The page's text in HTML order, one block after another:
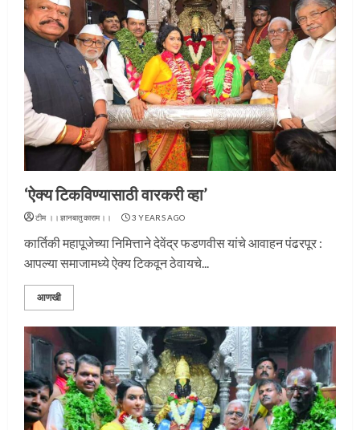
‘ऐक्य टिकविण्यासाठी वारकरी व्हा’
टीम ।।ज्ञानबातुकाराम।। 3 YEARS AGO
कार्तिकी महापूजेच्या निमित्ताने देवेंद्र फडणवीस यांचे आवाहन पंढरपूर :
आपल्या समाजामध्ये ऐक्य टिकवून ठेवायचे...
आणखी